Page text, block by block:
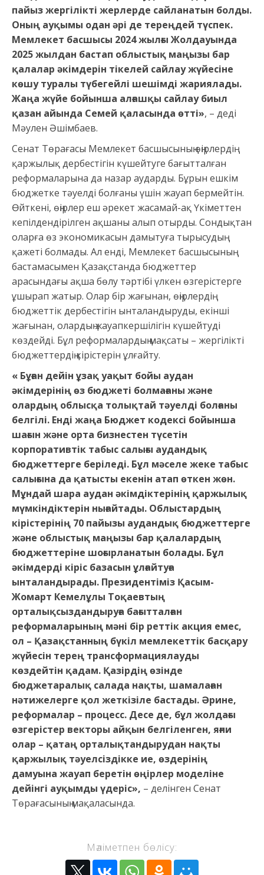
пайыз жергілікті жерлерде сайланатын болды.
Оның ауқымы одан әрі де тереңдей түспек.
Мемлекет басшысы 2024 жылғы Жолдауында
2025 жылдан бастап облыстық маңызы бар
қалалар әкімдерін тікелей сайлау жүйесіне
көшу туралы түбегейлі шешімді жариялады.
Жаңа жүйе бойынша алғашқы сайлау биыл
қазан айында Семей қаласында өтті», – деді
Мәулен Әшімбаев.
Сенат Төрағасы Мемлекет басшысының өңірлердің
қаржылық дербестігін күшейтуге бағытталған
реформаларына да назар аударды. Бұрын ешкім
бюджетке тәуелді болғаны үшін жауап бермейтін.
Өйткені, өңірлер еш әрекет жасамай-ақ Үкіметтен
кепілдендірілген ақшаны алып отырды. Сондықтан
оларға өз экономикасын дамытуға тырысудың
қажеті болмады. Ал енді, Мемлекет басшысының
бастамасымен Қазақстанда бюджеттер
арасындағы ақша бөлу тәртібі үлкен өзгерістерге
ұшырап жатыр. Олар бір жағынан, өңірлердің
бюджеттік дербестігін ынталандыруды, екінші
жағынан, олардың жауапкершілігін күшейтуді
көздейді. Бұл реформалардың мақсаты – жергілікті
бюджеттердің кірістерін ұлғайту.
« Бұған дейін ұзақ уақыт бойы аудан
әкімдерінің өз бюджеті болмағаны және
олардың облысқа толықтай тәуелді болғаны
белгілі. Енді жаңа Бюджет кодексі бойынша
шағын және орта бизнестен түсетін
корпоративтік табыс салығы аудандық
бюджеттерге беріледі. Бұл мәселе жеке табыс
салығына да қатысты екенін атап өткен жөн.
Мұндай шара аудан әкімдіктерінің қаржылық
мүмкіндіктерін нығайтады. Облыстардың
кірістерінің 70 пайызы аудандық бюджеттерге
және облыстық маңызы бар қалалардың
бюджеттеріне шоғырланатын болады. Бұл
әкімдерді кіріс базасын ұлғайтуға
ынталандырады. Президентіміз Қасым-
Жомарт Кемелұлы Тоқаевтың
орталықсыздандыруға бағытталған
реформаларының мәні бір реттік акция емес,
ол – Қазақстанның бүкіл мемлекеттік басқару
жүйесін терең трансформациялауды
көздейтін қадам. Қазірдің өзінде
бюджетаралық салада нақты, шамалаған
нәтижелерге қол жеткізіле бастады. Әрине,
реформалар – процесс. Десе де, бұл жолдағы
өзгерістер векторы айқын белгіленген, яғни
олар – қатаң орталықтандырудан нақты
қаржылық тәуелсіздікке ие, өздерінің
дамуына жауап беретін өңірлер моделіне
дейінгі ауқымды үдеріс», – делінген Сенат
Төрағасының мақаласында.
Мәліметпен бөлісу: